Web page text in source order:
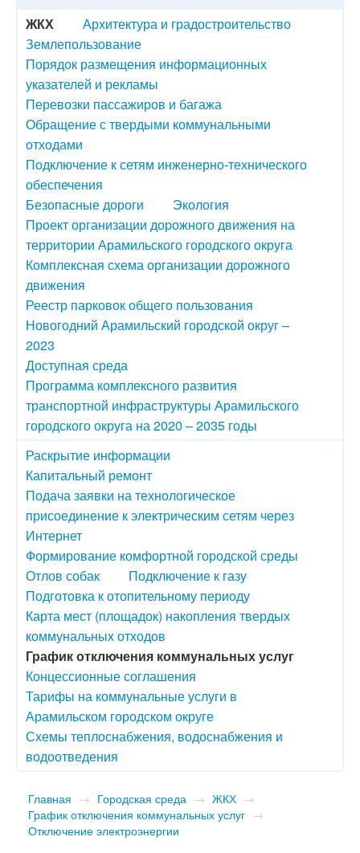
ЖКХ
Архитектура и градостроительство
Землепользование
Порядок размещения информационных
указателей и рекламы
Перевозки пассажиров и багажа
Обращение с твердыми коммунальными
отходами
Подключение к сетям инженерно-технического
обеспечения
Безопасные дороги
Экология
Проект организации дорожного движения на
территории Арамильского городского округа
Комплексная схема организации дорожного
движения
Реестр парковок общего пользования
Новогодний Арамильский городской округ –
2023
Доступная среда
Программа комплексного развития
транспортной инфраструктуры Арамильского
городского округа на 2020 – 2035 годы
Раскрытие информации
Капитальный ремонт
Подача заявки на технологическое
присоединение к электрическим сетям через
Интернет
Формирование комфортной городской среды
Отлов собак
Подключение к газу
Подготовка к отопительному периоду
Карта мест (площадок) накопления твердых
коммунальных отходов
График отключения коммунальных услуг
Концессионные соглашения
Тарифы на коммунальные услуги в
Арамильском городском округе
Схемы теплоснабжения, водоснабжения и
водоотведения
Главная → Городская среда → ЖКХ →
График отключения коммунальных услуг →
Отключение электроэнергии